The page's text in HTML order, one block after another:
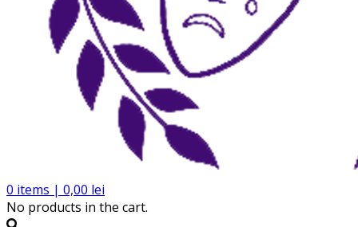
0 items | 0,00 lei
No products in the cart.